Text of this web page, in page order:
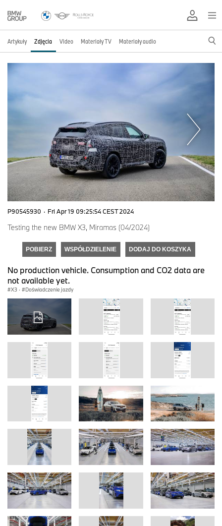
Artykuły Zdjęcia Video Materiały TV Materiały audio
P90545930 · Fri Apr 19 09:25:54 CEST 2024
Testing the new BMW X3, Miramas (04/2024)
POBIERZ WSPÓŁDZIELENIE DODAJ DO KOSZYKA
No production vehicle. Consumption and CO2 data are
not available yet.
X3 · Doświadczenie jazdy